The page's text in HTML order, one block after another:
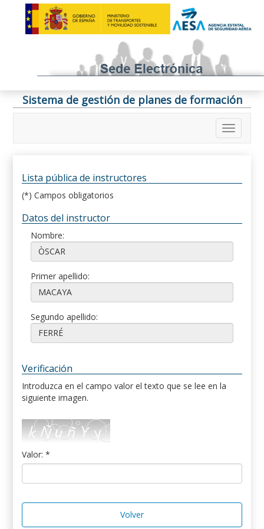
Sistema de gestión de planes de formación
Lista pública de instructores
(*) Campos obligatorios
Datos del instructor
Nombre:
Primer apellido:
Segundo apellido:
Verificación
Introduzca en el campo valor el texto que se lee en la
siguiente imagen.
Valor: *
Volver